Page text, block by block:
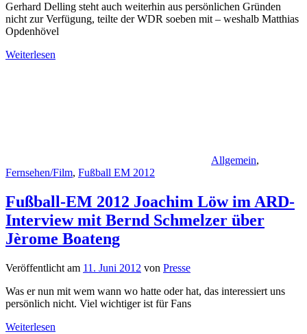
Gerhard Delling steht auch weiterhin aus persönlichen Gründen
nicht zur Verfügung, teilte der WDR soeben mit – weshalb Matthias
Opdenhövel
Weiterlesen
Allgemein,
Fernsehen/Film, Fußball EM 2012
Fußball-EM 2012 Joachim Löw im ARD-
Interview mit Bernd Schmelzer über
Jèrome Boateng
Veröffentlicht am 11. Juni 2012 von Presse
Was er nun mit wem wann wo hatte oder hat, das interessiert uns
persönlich nicht. Viel wichtiger ist für Fans
Weiterlesen